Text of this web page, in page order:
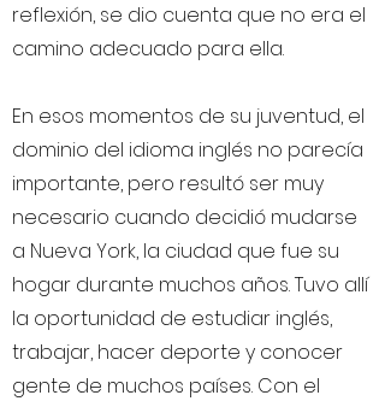
reflexión, se dio cuenta que no era el
camino adecuado para ella.
En esos momentos de su juventud, el
dominio del idioma inglés no parecía
importante, pero resultó ser muy
necesario cuando decidió mudarse
a Nueva York, la ciudad que fue su
hogar durante muchos años. Tuvo allí
la oportunidad de estudiar inglés,
trabajar, hacer deporte y conocer
gente de muchos países. Con el